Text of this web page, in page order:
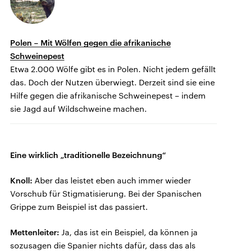
Polen – Mit Wölfen gegen die afrikanische
Schweinepest
Etwa 2.000 Wölfe gibt es in Polen. Nicht jedem gefällt
das. Doch der Nutzen überwiegt. Derzeit sind sie eine
Hilfe gegen die afrikanische Schweinepest – indem
sie Jagd auf Wildschweine machen.
Eine wirklich „traditionelle Bezeichnung“
Knoll: Aber das leistet eben auch immer wieder
Vorschub für Stigmatisierung. Bei der Spanischen
Grippe zum Beispiel ist das passiert.
Mettenleiter: Ja, das ist ein Beispiel, da können ja
sozusagen die Spanier nichts dafür, dass das als